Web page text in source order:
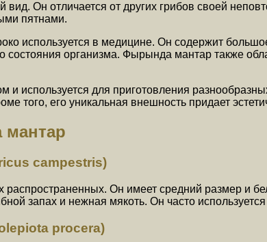
Он отличается от других грибов своей
пятнами.
используется в медицине. Он содержит
организма. Фырында мантар также
и используется для приготовления
того, его уникальная внешность придает
campestris)
Он имеет средний размер и
запах и нежная мякоть. Он часто
procera)